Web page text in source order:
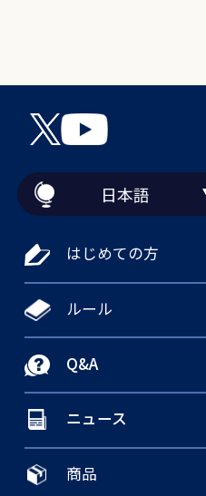
日本語
はじめての方
ルール
Q&A
ニュース
商品